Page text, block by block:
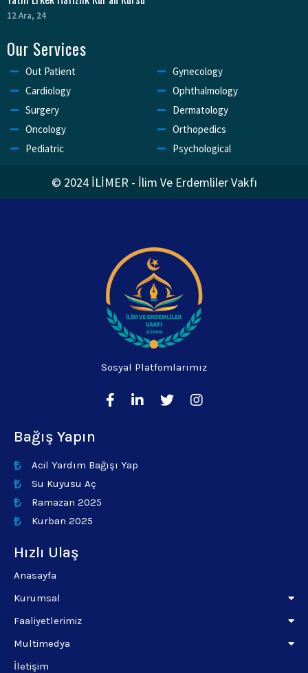
12Ara, 24
Our Services
Out Patient
Cardiology
Surgery
Oncology
Pediatric
Gynecology
Ophthalmology
Dermatology
Orthopedics
Psychological
© 2024 İLİMER - İlim Ve Erdemliler Vakfı
Sosyal Platfomlarımız
Bağış Yapın
Acil Yardım Bağışı Yap
Su Kuyusu Aç
Ramazan 2025
Kurban 2025
Hızlı Ulaş
Anasayfa
Kurumsal
Faaliyetlerimiz
Multimedya
İletişim